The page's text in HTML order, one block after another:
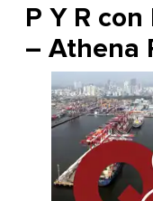
P Y R
– Athena